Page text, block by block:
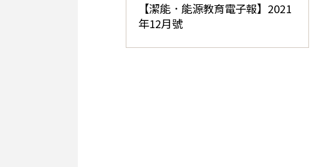
【潔能．能源教育電子報】2021
年12月號